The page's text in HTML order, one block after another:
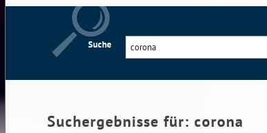
Suche
Suchergebnisse für: corona